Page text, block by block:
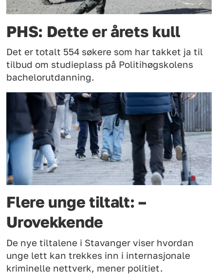
PHS: Dette er årets kull
Det er totalt 554 søkere som har takket ja til
tilbud om studieplass på Politihøgskolens
bachelorutdanning.
Flere unge tiltalt: –
Urovekkende
De nye tiltalene i Stavanger viser hvordan
unge lett kan trekkes inn i internasjonale
kriminelle nettverk, mener politiet.